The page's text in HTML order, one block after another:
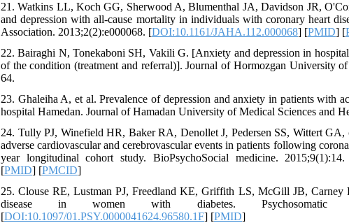
21. Watkins LL, Koch GG, Sherwood A, Blumenthal JA, Davidson JR,
and depression with all‐cause mortality in individuals with coronary heart
Association. 2013;2(2):e000068. [DOI:10.1161/JAHA.112.000068] [PMID] [
22. Bairaghi N, Tonekaboni SH, Vakili G. [Anxiety and depression in
of the condition (treatment and referral)]. Journal of Hormozgan University
64.
23. Ghaleiha A, et al. Prevalence of depression and anxiety in patients with
hospital Hamedan. Journal of Hamadan University of Medical Sciences and
24. Tully PJ, Winefield HR, Baker RA, Denollet J, Pedersen SS, Wittert GA,
adverse cardiovascular and cerebrovascular events in patients following
year longitudinal cohort study. BioPsychoSocial medicine.
[PMID] [PMCID]
25. Clouse RE, Lustman PJ, Freedland KE, Griffith LS, McGill JB, Carney
disease in women with diabetes. Psychosomatic
[DOI:10.1097/01.PSY.0000041624.96580.1F] [PMID]